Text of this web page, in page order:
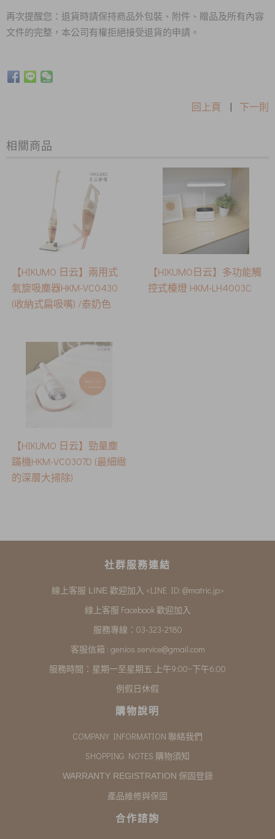
再次提醒您：退貨時請保持商品外包裝、附件、贈品及所有內容
文件的完整，本公司有權拒絕接受退貨的申請。
回上頁 | 下一則
相關商品
【HIKUMO 日云】兩用式
氣旋吸塵器HKM-VC0430
(收納式扁吸嘴) /泰奶色
【HIKUMO日云】多功能觸
控式檯燈 HKM-LH4003C
【HIKUMO 日云】勁量塵
蹣機HKM-VC0307D (最細緻
的深層大掃除)
社群服務連結
線上客服 LINE 歡迎加入 <LINE ID: @matric.jp>
線上客服 Facebook 歡迎加入
服務專線：03-323-2180
客服信箱 : genios.service@gmail.com
服務時間：星期一至星期五 上午9:00~下午6:00
例假日休假
購物說明
COMPANY INFORMATION 聯絡我們
SHOPPING NOTES 購物須知
WARRANTY REGISTRATION 保固登錄
產品維修與保固
合作諮詢